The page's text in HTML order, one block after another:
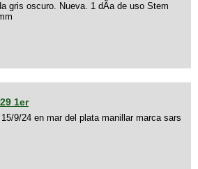
gris oscuro. Nueva. 1 dÃ­a de uso Stem
1er
15/9/24 en mar del plata manillar marca sars